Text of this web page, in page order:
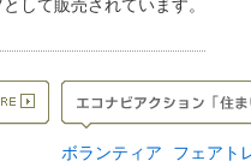
して販売されています。
ボランティア フェアト